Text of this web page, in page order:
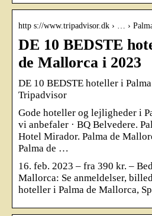
http s://www.tripadvisor.dk › … ›
DE 10 BEDSTE
de Mallorca i 2023
DE 10 BEDSTE hoteller i
Tripadvisor
Gode hoteller og lejligheder i
vi anbefaler · BQ Belvedere.
Hotel Mirador. Palma de
Palma de …
16. feb. 2023 – fra 390 kr. –
Mallorca: Se anmeldelser,
hoteller i Palma de Mallorca,